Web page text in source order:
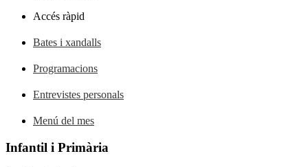
Accés ràpid
Bates i xandalls
Programacions
Entrevistes personals
Menú del mes
Infantil i Primària